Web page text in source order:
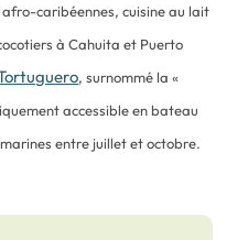
caribéennes, cuisine au lait
à Cahuita et Puerto
, surnommé la «
accessible en bateau
entre juillet et octobre.